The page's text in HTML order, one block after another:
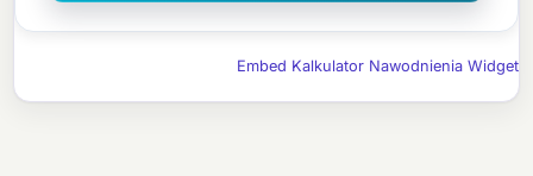
Embed Kalkulator Nawodnienia Widget